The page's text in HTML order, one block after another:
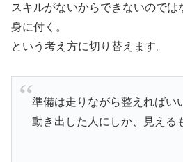
スキルがないからできないので
身に付く。
という考え方に切り替えます。
準備は走りながら整えればい
動き出した人にしか、見える